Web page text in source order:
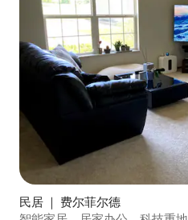
民居 ｜ 费尔菲尔德